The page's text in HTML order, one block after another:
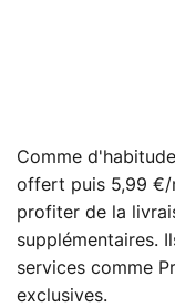
Comme
offert puis 5,99
profiter de la
supplémentaires.
services comme
exclusives.